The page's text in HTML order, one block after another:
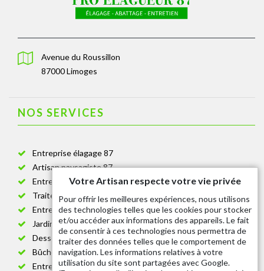
Avenue du Roussillon
87000 Limoges
NOS SERVICES
Entreprise élagage 87
Artisan paysagiste 87
Entreprise de jardinage 87
Traitement anti-chenille 87
Entreprise abattage arbre 87
Jardinier taille de haie 87
Dessouchage arbre et haie 87
Bûcheron 87
Entretien espace vert cimetière 87
Votre Artisan respecte votre vie privée
Pour offrir les meilleures expériences, nous utilisons
des technologies telles que les cookies pour stocker
et/ou accéder aux informations des appareils. Le fait
de consentir à ces technologies nous permettra de
traiter des données telles que le comportement de
navigation. Les informations relatives à votre
utilisation du site sont partagées avec Google.